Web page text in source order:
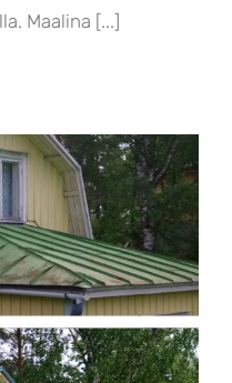
Maalina [...]